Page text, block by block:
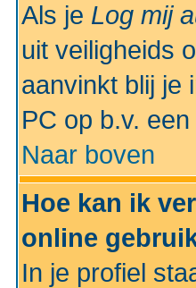
Als je Log mij
uit veiligheids
aanvinkt blij je
PC op b.v.
Naar boven
Hoe kan ik
online
In je profiel